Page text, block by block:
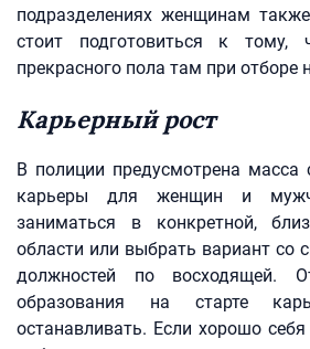
подразделениях женщинам
стоит подготовиться к тому,
прекрасного пола там при отборе
Карьерный рост
В полиции предусмотрена масса
карьеры для женщин и
заниматься в конкретной,
области или выбрать вариант со
должностей по восходящей.
образования на старте
останавливать. Если хорошо